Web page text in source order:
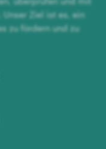
Ziel ist es, ein
zu fördern und zu